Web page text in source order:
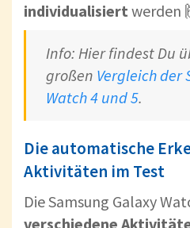
individualisiert werden
Info: Hier findest Du
großen Vergleich der
Watch 4 und 5.
Die automatische
Aktivitäten im Test
Die Samsung Galaxy
verschiedene